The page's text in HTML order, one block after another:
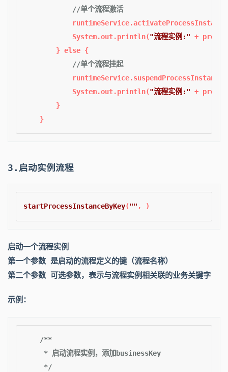
//单个流程激活
            System.out.println(
"流程实例:" +
        }
else {
//单个流程挂起
            System.out.println(
"流程实例:" +
        }
3.启动实例流程
startProcessInstanceByKey("" , )
启动一个流程实例
第一个参数 是启动的流程定义的键（流程名称）
第二个参数 可选参数，表示与流程实例相关联的业务关键字
示例：
/**
     * 启动流程实例，添加businessKey
     */